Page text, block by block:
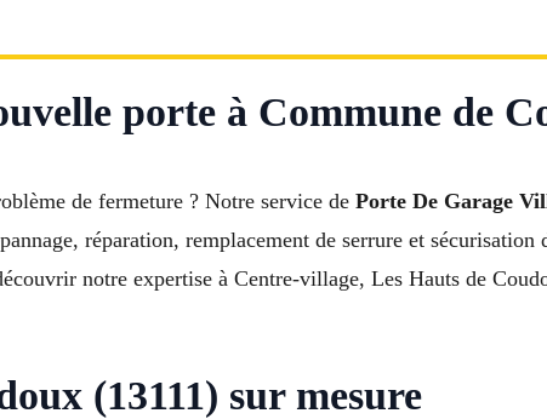
porte à Commune de
de fermeture ? Notre service de Porte De Garage
réparation, remplacement de serrure et sécurisation
notre expertise à Centre-village, Les Hauts de
(13111) sur mesure